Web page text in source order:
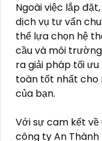
Ngoài việc lắp
dịch vụ tư vấn
thể lựa chọn hệ
cầu và môi
ra giải pháp tối
toàn tốt nhất cho
của bạn.